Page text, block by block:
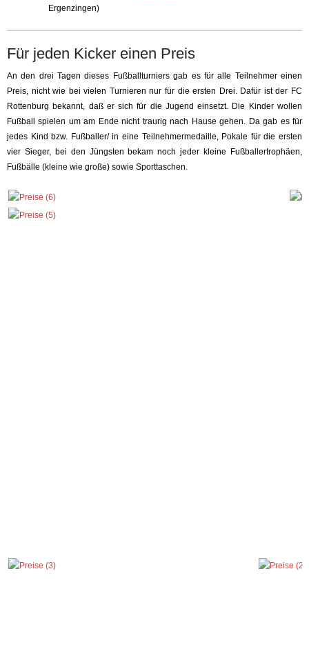
Ergenzingen)
Für jeden Kicker einen Preis
An den drei Tagen dieses Fußballturniers gab es für alle Teilnehmer einen
Preis, nicht wie bei vielen Turnieren nur für die ersten Drei. Dafür ist der FC
Rottenburg bekannt, daß er sich für die Jugend einsetzt. Die Kinder wollen
Fußball spielen um am Ende nicht traurig nach Hause gehen. Da gab es für
jedes Kind bzw. Fußballer/ in eine Teilnehmermedaille, Pokale für die ersten
vier Sieger, bei den Jüngsten bekam noch jeder kleine Fußballertrophäen,
Fußbälle (kleine wie große) sowie Sporttaschen.